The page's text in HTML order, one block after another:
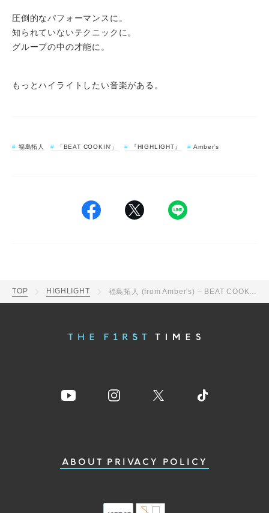
圧倒的なパフォーマンスに。
知られていないテクニックに。
グループの中の才能に。
もっとハイライトしたい音楽がある。
福島拓人 「BEAT COOKIN’」 『HIGHLIGHT』 Amber's
TOP HIGHLIGHT 福島拓人 (from Amber's) – BEAT COOKIN' / HIGHLIGHT
ABOUT PRIVACY POLICY